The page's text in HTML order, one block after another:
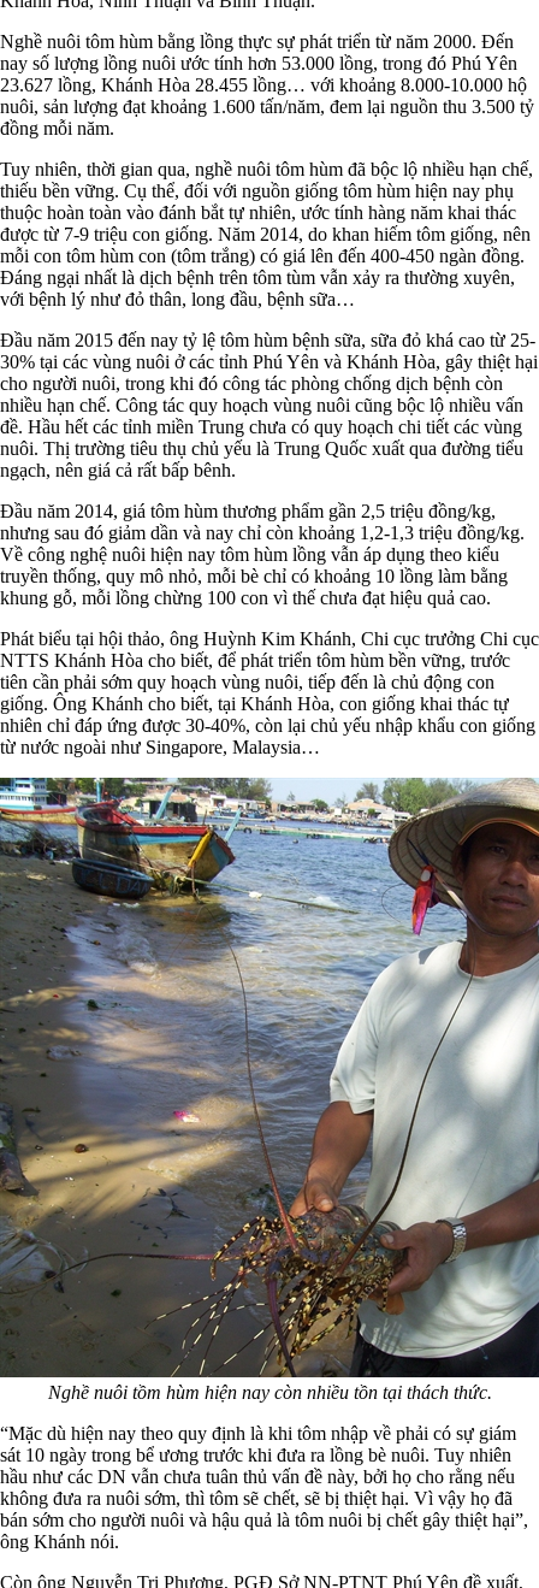
Nghề nuôi tôm hùm bằng lồng thực sự phát triển từ năm 2000. Đến
nay số lượng lồng nuôi ước tính hơn 53.000 lồng, trong đó Phú Yên
23.627 lồng, Khánh Hòa 28.455 lồng… với khoảng 8.000-10.000 hộ
nuôi, sản lượng đạt khoảng 1.600 tấn/năm, đem lại nguồn thu 3.500 tỷ
đồng mỗi năm.
Tuy nhiên, thời gian qua, nghề nuôi tôm hùm đã bộc lộ nhiều hạn chế,
thiếu bền vững. Cụ thể, đối với nguồn giống tôm hùm hiện nay phụ
thuộc hoàn toàn vào đánh bắt tự nhiên, ước tính hàng năm khai thác
được từ 7-9 triệu con giống. Năm 2014, do khan hiếm tôm giống, nên
mỗi con tôm hùm con (tôm trắng) có giá lên đến 400-450 ngàn đồng.
Đáng ngại nhất là dịch bệnh trên tôm tùm vẫn xảy ra thường xuyên,
với bệnh lý như đỏ thân, long đầu, bệnh sữa…
Đầu năm 2015 đến nay tỷ lệ tôm hùm bệnh sữa, sữa đỏ khá cao từ 25-
30% tại các vùng nuôi ở các tỉnh Phú Yên và Khánh Hòa, gây thiệt hại
cho người nuôi, trong khi đó công tác phòng chống dịch bệnh còn
nhiều hạn chế. Công tác quy hoạch vùng nuôi cũng bộc lộ nhiều vấn
đề. Hầu hết các tỉnh miền Trung chưa có quy hoạch chi tiết các vùng
nuôi. Thị trường tiêu thụ chủ yếu là Trung Quốc xuất qua đường tiểu
ngạch, nên giá cả rất bấp bênh.
Đầu năm 2014, giá tôm hùm thương phẩm gần 2,5 triệu đồng/kg,
nhưng sau đó giảm dần và nay chỉ còn khoảng 1,2-1,3 triệu đồng/kg.
Về công nghệ nuôi hiện nay tôm hùm lồng vẫn áp dụng theo kiểu
truyền thống, quy mô nhỏ, mỗi bè chỉ có khoảng 10 lồng làm bằng
khung gỗ, mỗi lồng chừng 100 con vì thế chưa đạt hiệu quả cao.
Phát biểu tại hội thảo, ông Huỳnh Kim Khánh, Chi cục trưởng Chi cục
NTTS Khánh Hòa cho biết, để phát triển tôm hùm bền vững, trước
tiên cần phải sớm quy hoạch vùng nuôi, tiếp đến là chủ động con
giống. Ông Khánh cho biết, tại Khánh Hòa, con giống khai thác tự
nhiên chỉ đáp ứng được 30-40%, còn lại chủ yếu nhập khẩu con giống
từ nước ngoài như Singapore, Malaysia…
Nghề nuôi tồm hùm hiện nay còn nhiều tồn tại thách thức.
“Mặc dù hiện nay theo quy định là khi tôm nhập về phải có sự giám
sát 10 ngày trong bể ương trước khi đưa ra lồng bè nuôi. Tuy nhiên
hầu như các DN vẫn chưa tuân thủ vấn đề này, bởi họ cho rằng nếu
không đưa ra nuôi sớm, thì tôm sẽ chết, sẽ bị thiệt hại. Vì vậy họ đã
bán sớm cho người nuôi và hậu quả là tôm nuôi bị chết gây thiệt hại”,
ông Khánh nói.
Còn ông Nguyễn Tri Phương, PGĐ Sở NN-PTNT Phú Yên đề xuất,